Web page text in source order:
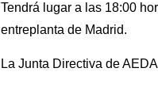
Tendrá lugar a las 18:00
entreplanta de Madrid.
La Junta Directiva de AEDA